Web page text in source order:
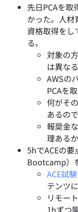
先日PCAを
かった。人材
資格取得をし
る。
対象の
は異な
AWSの
PCAを
何がそ
あるので
報奨金
理あるか
5hでACEの
Bootcamp）
ACE試
テンツ
リモー
1hずつ